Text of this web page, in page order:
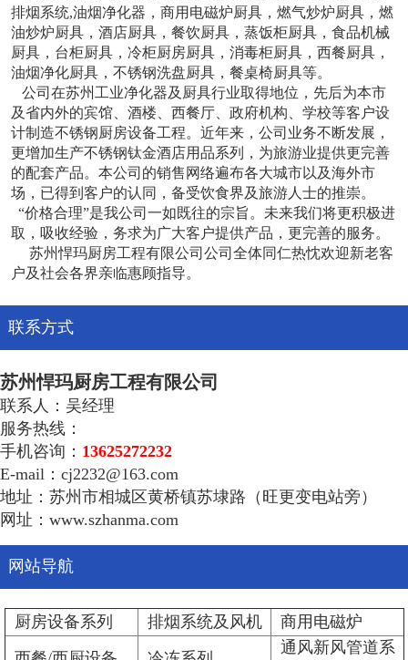
排烟系统,油烟净化器，商用电磁炉厨具，燃气炒炉厨具，燃
油炒炉厨具，酒店厨具，餐饮厨具，蒸饭柜厨具，食品机械
厨具，台柜厨具，冷柜厨房厨具，消毒柜厨具，西餐厨具，
油烟净化厨具，不锈钢洗盘厨具，餐桌椅厨具等。
公司在苏州工业净化器及厨具行业取得地位，先后为本市
及省内外的宾馆、酒楼、西餐厅、政府机构、学校等客户设
计制造不锈钢厨房设备工程。近年来，公司业务不断发展，
更增加生产不锈钢钛金酒店用品系列，为旅游业提供更完善
的配套产品。本公司的销售网络遍布各大城市以及海外市
场，已得到客户的认同，备受饮食界及旅游人士的推崇。
“价格合理”是我公司一如既往的宗旨。未来我们将更积极进
取，吸收经验，务求为广大客户提供产品，更完善的服务。
苏州悍玛厨房工程有限公司公司全体同仁热忱欢迎新老客
户及社会各界亲临惠顾指导。
联系方式
苏州悍玛厨房工程有限公司
联系人：吴经理
服务热线：
手机咨询： 13625272232
E-mail：cj2232@163.com
地址：苏州市相城区黄桥镇苏埭路（旺更变电站旁）
网址：www.szhanma.com
网站导航
厨房设备系列 排烟系统及风机
商用电磁炉
通风新风管道系